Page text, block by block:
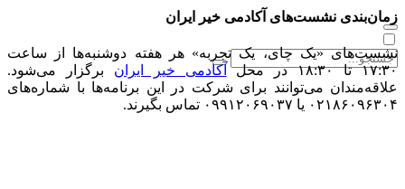
زمان‌بندی نشست‌های آکادمی خیر ایران
نشست‌های «یک چای، یک تجربه» هر هفته دوشنبه‌ها از ساعت
۱۷:۳۰ تا ۱۸:۳۰ در محل
آکادمی خیر ایران برگزار می‌شود.
علاقه‌مندان می‌توانند برای شرکت در این برنامه‌ها با شماره‌های
۰۲۱۸۶۰۹۶۳۰۴ یا ۰۹۹۱۲۰۶۹۰۳۷ تماس بگیرند.